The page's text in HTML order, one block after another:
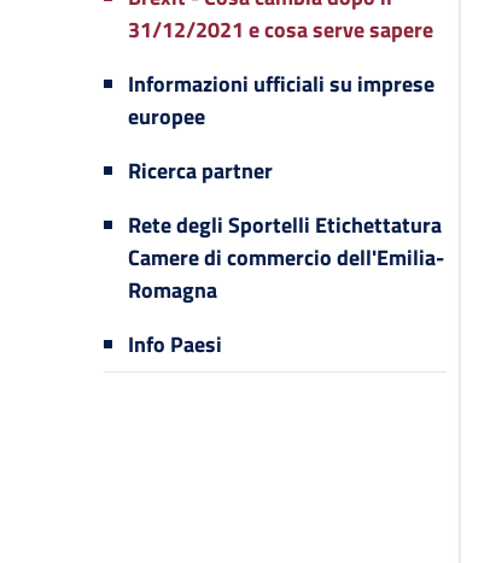
31/12/2021 e cosa serve sapere
Informazioni ufficiali su imprese
europee
Ricerca partner
Rete degli Sportelli Etichettatura
Camere di commercio dell'Emilia-
Romagna
Info Paesi